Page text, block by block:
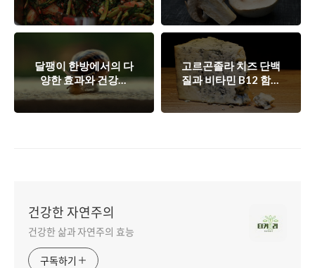
에 도움을 주는 영양
소
예방 및 개선, 항암 효
과, 피부 개선, 혈관 건
강 증진에 도움을 주
는 영양소
달팽이 한방에서의 다
양한 효과와 건강에
미치는 긍정적인 영향
고르곤졸라 치즈 단백
질과 비타민 B12 함유
로 호르몬 조절과 면
역력 강화, 뼈 건강에
건강한 자연주의
건강한 삶과 자연주의 효능
구독하기